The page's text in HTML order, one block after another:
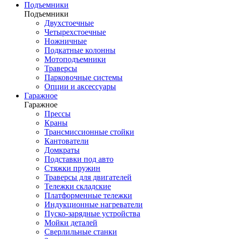
Подъемники
Подъемники
Двухстоечные
Четырехстоечные
Ножничные
Подкатные колонны
Мотоподъемники
Траверсы
Парковочные системы
Опции и аксессуары
Гаражное
Гаражное
Прессы
Краны
Трансмиссионные стойки
Кантователи
Домкраты
Подставки под авто
Стяжки пружин
Траверсы для двигателей
Тележки складские
Платформенные тележки
Индукционные нагреватели
Пуско-зарядные устройства
Мойки деталей
Сверлильные станки